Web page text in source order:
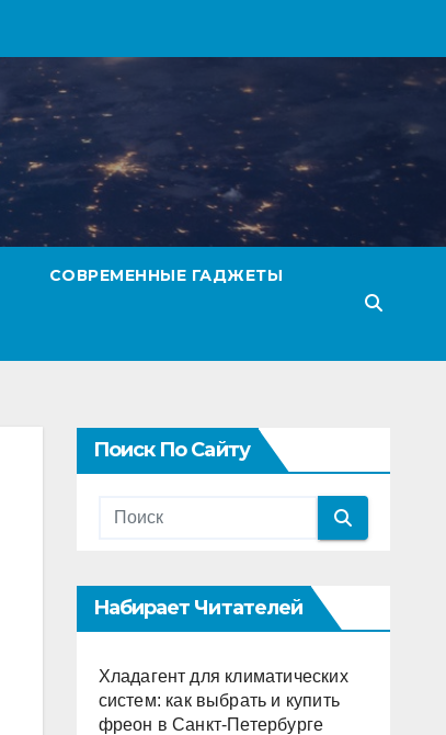
СОВРЕМЕННЫЕ ГАДЖЕТЫ
Поиск По Сайту
Набирает Читателей
Хладагент для климатических
систем: как выбрать и купить
фреон в Санкт-Петербурге